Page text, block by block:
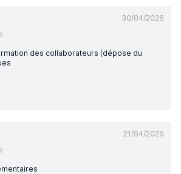
30/04/2026
des collaborateurs (dépose du
21/04/2026